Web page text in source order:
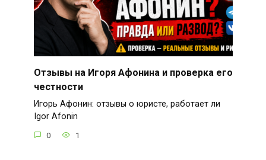
Отзывы на Игоря Афонина и проверка его
честности
Игорь Афонин: отзывы о юристе, работает ли
Igor Afonin
0 1